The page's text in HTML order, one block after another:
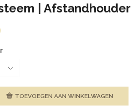
| Afstandhouder
TOEVOEGEN AAN WINKELWAGEN